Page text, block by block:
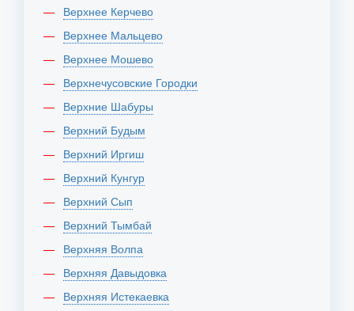
Верхнее Керчево
Верхнее Мальцево
Верхнее Мошево
Верхнечусовские Городки
Верхние Шабуры
Верхний Будым
Верхний Иргиш
Верхний Кунгур
Верхний Сып
Верхний Тымбай
Верхняя Волпа
Верхняя Давыдовка
Верхняя Истекаевка